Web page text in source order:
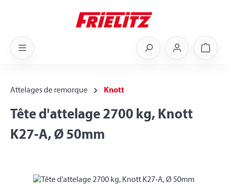
Attelages de remorque Knott
Tête d'attelage 2700 kg, Knott
K27-A, Ø 50mm
Skip image gallery